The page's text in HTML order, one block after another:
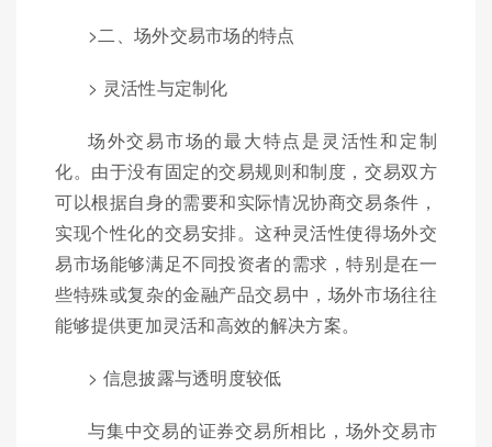
>二、场外交易市场的特点
> 灵活性与定制化
场外交易市场的最大特点是灵活性和定制
化。由于没有固定的交易规则和制度，交易双方
可以根据自身的需要和实际情况协商交易条件，
实现个性化的交易安排。这种灵活性使得场外交
易市场能够满足不同投资者的需求，特别是在一
些特殊或复杂的金融产品交易中，场外市场往往
能够提供更加灵活和高效的解决方案。
> 信息披露与透明度较低
与集中交易的证券交易所相比，场外交易市